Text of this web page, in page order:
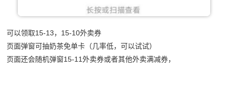
可以领取15-13，15-10外卖券
页面弹窗可抽奶茶免单卡（几率低，可以试试）
页面还会随机弹窗15-11外卖券或者其他外卖满减券，